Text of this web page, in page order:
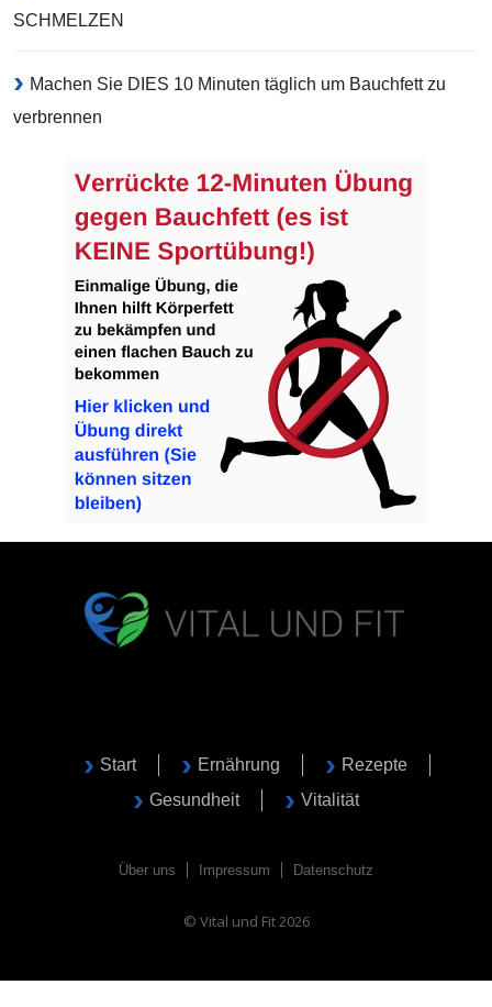
SCHMELZEN
Machen Sie DIES 10 Minuten täglich um Bauchfett zu
verbrennen
Start Ernährung
Rezepte
Gesundheit
Vitalität
Über uns Impressum Datenschutz
© Vital und Fit 2026